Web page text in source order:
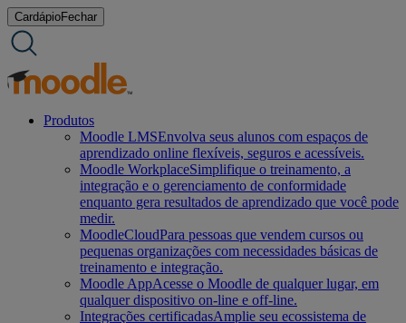
Ir
para
o
CardápioFechar
Produtos
Moodle LMSEnvolva seus alunos com espaços de
aprendizado online flexíveis, seguros e acessíveis.
Moodle WorkplaceSimplifique o treinamento, a
integração e o gerenciamento de conformidade
enquanto gera resultados de aprendizado que você pode
medir.
MoodleCloudPara pessoas que vendem cursos ou
pequenas organizações com necessidades básicas de
treinamento e integração.
Moodle AppAcesse o Moodle de qualquer lugar, em
qualquer dispositivo on-line e off-line.
Integrações certificadasAmplie seu ecossistema de